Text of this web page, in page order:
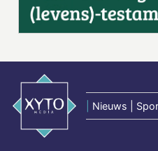
Nieuws |